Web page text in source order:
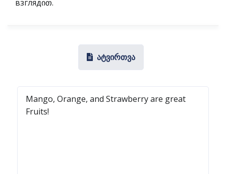
взглядით.
ატვირთვა